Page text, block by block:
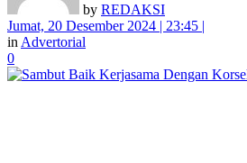
by REDAKSI
Jumat, 20 Desember 2024 | 23:45 |
in Advertorial
0